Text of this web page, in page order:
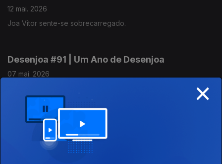
12 mai. 2026
Joa Vitor sente-se sobrecarregado.
Desenjoa #91 | Um Ano de Desenjoa
07 mai. 2026
Desenjoa #90 | Peeping Joa
05 mai. 2026
Joa Vitor sente-se fofoqueiro.
×